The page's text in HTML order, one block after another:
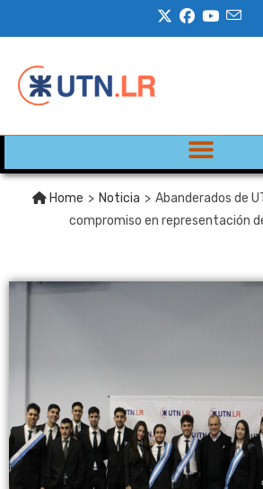
Home > Noticia > Abanderados de
compromiso en representación